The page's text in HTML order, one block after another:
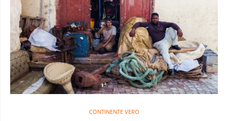
CONTINENTE VERO